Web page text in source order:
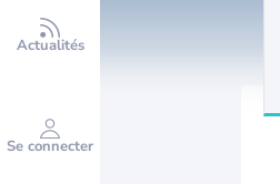
Actualités
Se connecter